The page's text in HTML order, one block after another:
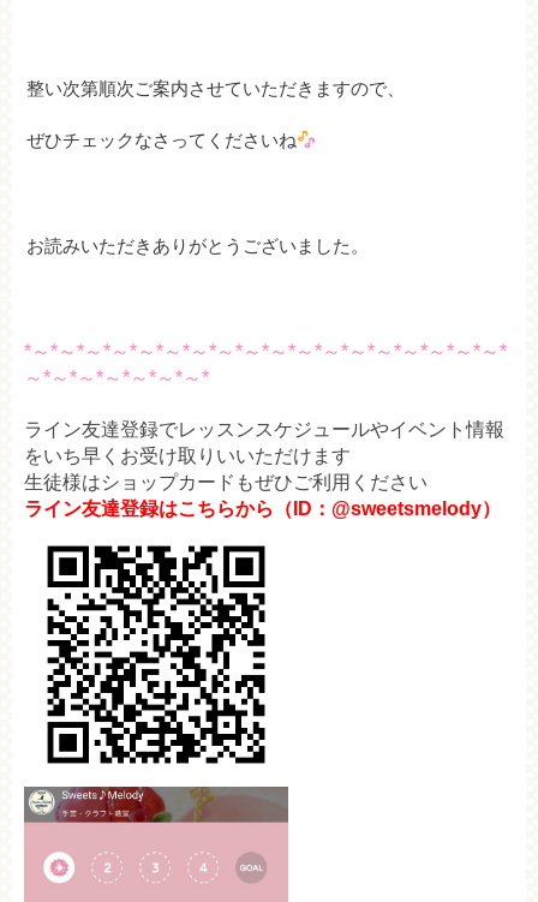
整い次第順次ご案内させていただきますので、
ぜひチェックなさってくださいね
お読みいただきありがとうございました。
*～*～*～*～*～*～*～*～*～*～*～*～*～*～*～*～*～*～*
～*～*～*～*～*～*～*
ライン友達登録でレッスンスケジュールやイベント情報
をいち早くお受け取りいいただけます
生徒様はショップカードもぜひご利用ください
ライン友達登録はこちらから（ID：@sweetsmelody）